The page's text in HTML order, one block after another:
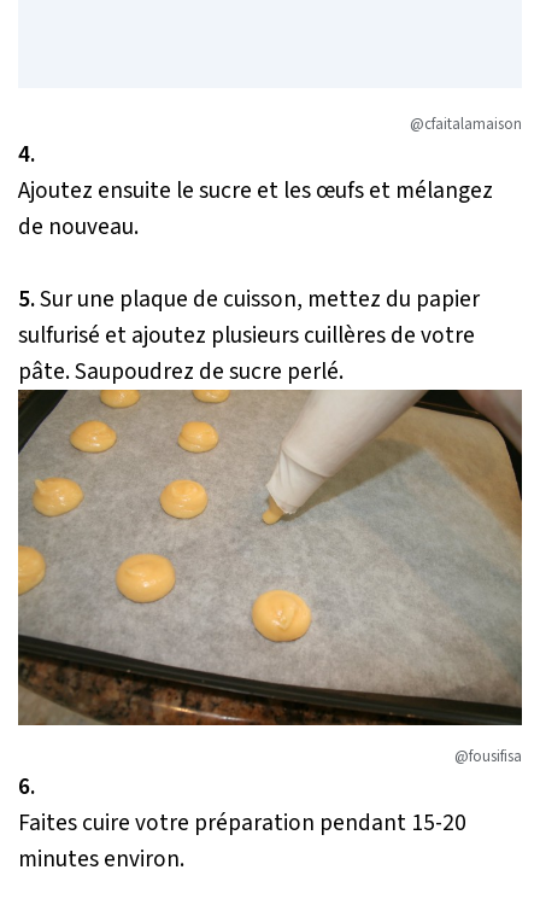
@cfaitalamaison
4.
Ajoutez ensuite le sucre et les œufs et mélangez
de nouveau.
5.Sur une plaque de cuisson, mettez du papier
sulfurisé et ajoutez plusieurs cuillères de votre
pâte. Saupoudrez de sucre perlé.
@fousifisa
6.
Faites cuire votre préparation pendant 15-20
minutes environ.